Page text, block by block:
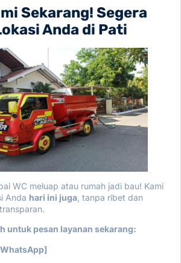
Sekarang! Segera
Anda di Pati
WC meluap atau rumah jadi bau! Kami
Anda hari ini juga , tanpa ribet dan
untuk pesan layanan sekarang: